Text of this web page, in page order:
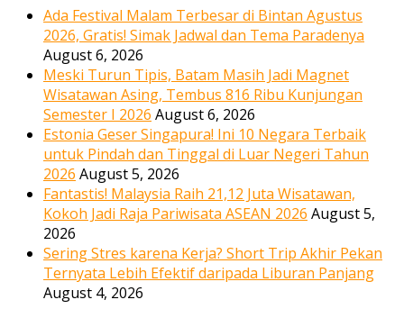
Ada Festival Malam Terbesar di Bintan Agustus
2026, Gratis! Simak Jadwal dan Tema Paradenya
August 6, 2026
Meski Turun Tipis, Batam Masih Jadi Magnet
Wisatawan Asing, Tembus 816 Ribu Kunjungan
Semester I 2026 August 6, 2026
Estonia Geser Singapura! Ini 10 Negara Terbaik
untuk Pindah dan Tinggal di Luar Negeri Tahun
2026 August 5, 2026
Fantastis! Malaysia Raih 21,12 Juta Wisatawan,
Kokoh Jadi Raja Pariwisata ASEAN 2026 August 5,
2026
Sering Stres karena Kerja? Short Trip Akhir Pekan
Ternyata Lebih Efektif daripada Liburan Panjang
August 4, 2026